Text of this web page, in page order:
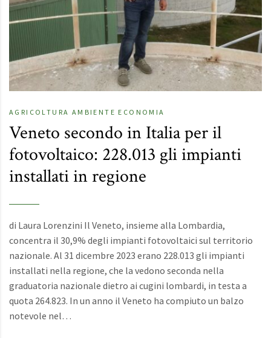
AGRICOLTURA AMBIENTE ECONOMIA
Veneto secondo in Italia per il
fotovoltaico: 228.013 gli impianti
installati in regione
di Laura Lorenzini Il Veneto, insieme alla Lombardia,
concentra il 30,9% degli impianti fotovoltaici sul territorio
nazionale. Al 31 dicembre 2023 erano 228.013 gli impianti
installati nella regione, che la vedono seconda nella
graduatoria nazionale dietro ai cugini lombardi, in testa a
quota 264.823. In un anno il Veneto ha compiuto un balzo
notevole nel…